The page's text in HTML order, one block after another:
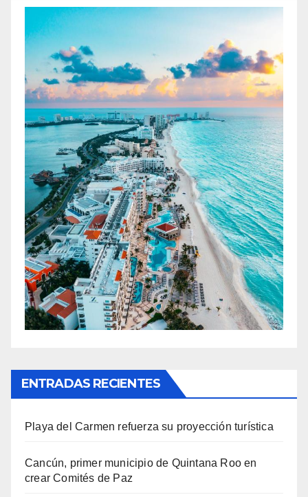
ENTRADAS RECIENTES
Playa del Carmen refuerza su proyección turística
Cancún, primer municipio de Quintana Roo en
crear Comités de Paz